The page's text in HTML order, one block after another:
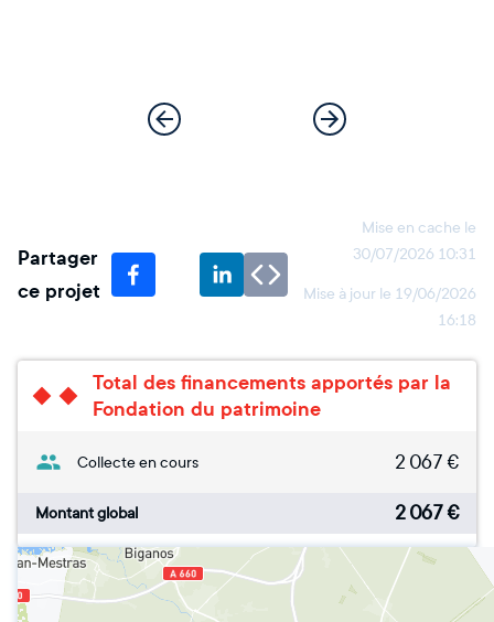
Partager
ce projet
Mise en cache le
30/07/2026 10:31
Mise à jour le 19/06/2026
16:18
Total des financements apportés par la
Fondation du patrimoine
Collecte en cours 2 067 €
Montant global 2 067€